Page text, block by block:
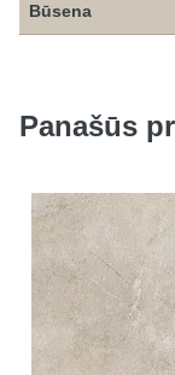
Būsena
Panašūs